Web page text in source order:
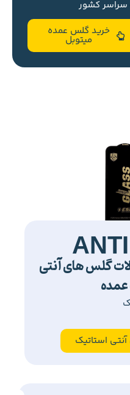
سراسر کشور
خرید گلس عمده
میتوبل
گلس های آنتی
استاتیک